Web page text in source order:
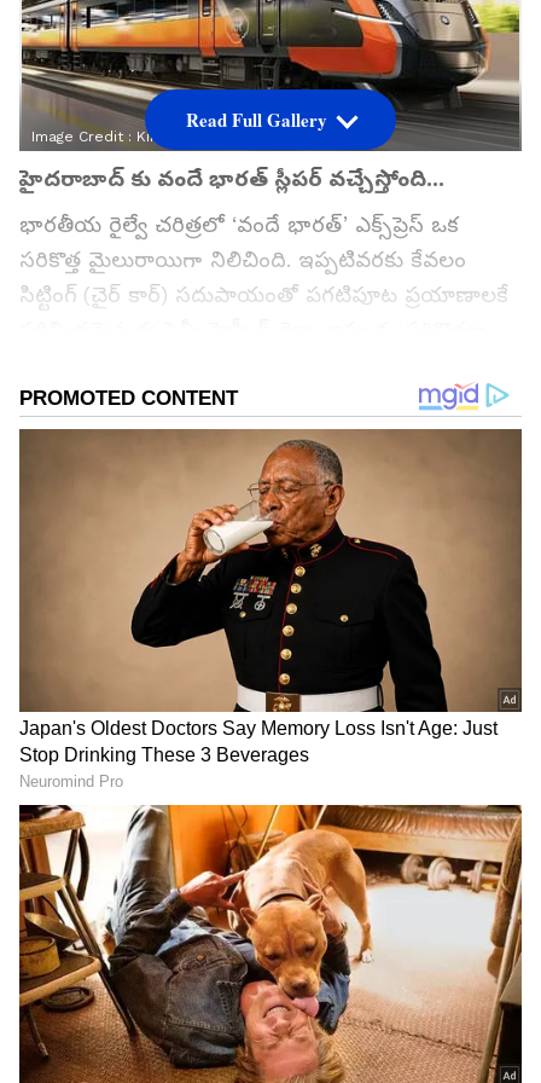
Image Credit : Kinet Railway Solutions
హైదరాబాద్ కు వందే భారత్ స్లీపర్ వచ్చేస్తోంది...
భారతీయ రైల్వే చరిత్రలో ‘వందే భారత్’ ఎక్స్‌ప్రెస్ ఒక
సరికొత్త మైలురాయిగా నిలిచింది. ఇప్పటివరకు కేవలం
సిట్టింగ్ (చైర్ కార్) సదుపాయంతో పగటిపూట ప్రయాణాలకే
ప్రాంతాలకు రాత్రి వేళల్లో ప్రయాణించే వారి కోసం అత్యంత
విలాసవంతమైన, సురక్షితమైన సదుపాయాలతో ఈ వందే
భారత్ స్లీపర్ రైళ్లను రూపకల్పన చేశారు. ఇప్పటికే కలకత్తా,
గౌహతి నగరాల మధ్య ఈ స్లీపర్ ప్రయాణిస్తుండగా త్వరలోనే
తెలుగు రాష్ట్రాల్లో కూత పెట్టనుంది.
దేశవ్యాప్తంగా అనేక నగరాలను అనుసంధానం చేస్తూ ఈ
వందే భారత్ స్లీపర్ ట్రైన్స్ నడపనున్నట్లు ఇండియన్ రైల్వేస్
ప్రకటించింది. ఈ క్రమంలోనే తెలంగాణ రాజధాని
హైదరాబాద్ నుండి దేశ రాజధాని న్యూడిల్లీకి కూడా ఓ వందే
భారత్ స్లీపర్ నడిపేందుకు కేంద్రం గ్రీన్ సిగ్నల్ ఇచ్చింది.
అంటే త్వరలోనే తెలుగు ప్రజలకు వందేభారత్ స్లీపర్ జర్నీ
అందుబాటులోకి రానుందన్నమాట. ఈ ట్రైన్ లో జర్నీ
విమాన ప్రయాణంకంటే లగ్జరీగా ఉంటుందనే ప్రచారం ఉంది..
మరి వందే భారత్ స్లీపర్ లో ఎలాంటి సదుపాయాలు
ఉంటాయో చూద్దాం.
గూగుల్‌లో ఆసక్తికరమైన సమాచారం కోసం ఏసియానెట్ తెలుగు
ను మీ ఫ్రిఫర్డ్ సోర్స్ గా ఎంచుకోండి
Read Full Gallery